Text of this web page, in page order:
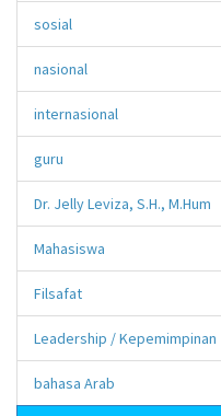
sosial
nasional
internasional
guru
Dr. Jelly Leviza, S.H., M.Hum
Mahasiswa
Filsafat
Leadership / Kepemimpinan
bahasa Arab